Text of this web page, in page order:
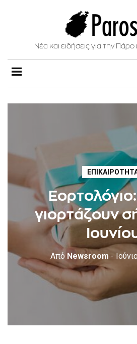
Νέα και ειδήσεις για την Πάρο
Εορτολόγιο:
γιορτάζουν
Από Newsroom -